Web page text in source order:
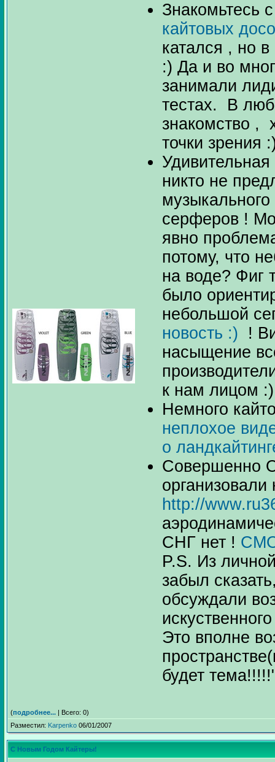
Знакомьтесь
кайтовых
катался , но
:) Да и во
занимали
тестах. В
знакомство ,
точки зрения
никто не
серферов !
явно
потому, что
на воде? Фиг
было
небольшой
новость :) !
насыщение
к нам лицом :)
Немного
неплохое
о
Совершенно
http://
СНГ нет !
P.S. Из
забыл
обсуждали
Это вполне
будет
(подробнее... | Всего: 0)
Разместил: Karpenko 06/01/2007
С Новым Годом Кайтеры!